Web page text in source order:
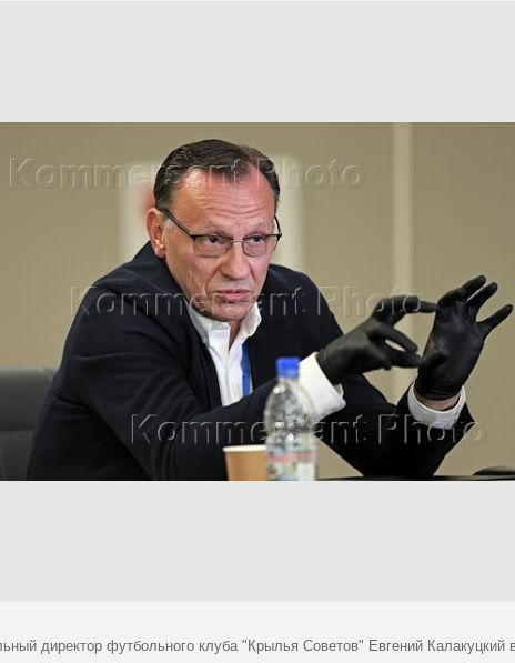
директор футбольного клуба "Крылья Советов" Евгений Калакуцкий